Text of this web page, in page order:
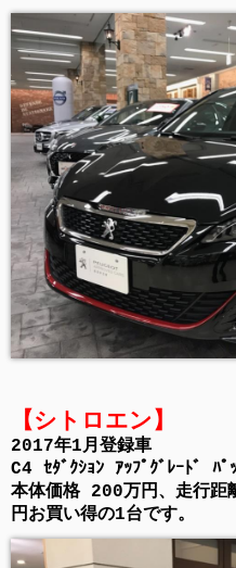
【シトロエン】
2017年1月登録車
C4 ｾﾀﾞｸｼｮﾝ ｱｯﾌﾟｸﾞﾚｰﾄﾞ ﾊﾟ
本体価格 200万円、走行距
円お買い得の1台です。